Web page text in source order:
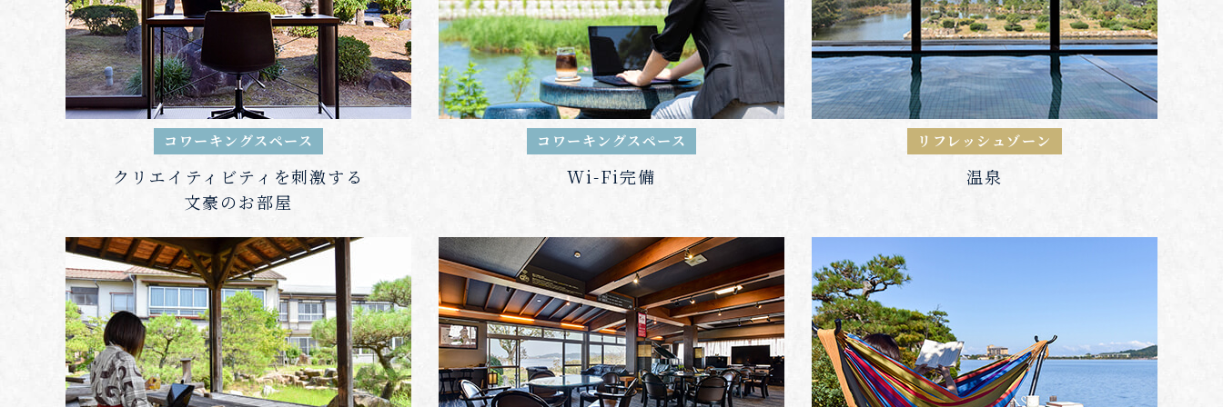
コワーキングスペース
クリエイティビティを刺激する
文豪のお部屋
コワーキングスペース
Wi-Fi完備
リフレッシュゾーン
温泉